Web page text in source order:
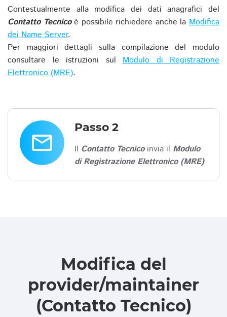
Contestualmente alla modifica dei dati anagrafici del
Contatto Tecnicoè possibile richiedere anche laModifica
dei Name Server.
Per maggiori dettagli sulla compilazione del modulo
consultare le istruzioni sul Modulo di Registrazione
Elettronico (MRE).
email
Passo 2
Il Contatto Tecnicoinvia il Modulo
di Registrazione Elettronico (MRE)
Modifica del
provider/maintainer
(Contatto Tecnico)